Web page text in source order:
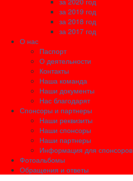
за 2019 год
за 2018 год
за 2017 год
О нас
Паспорт
О деятельности
Контакты
Наша команда
Наши документы
Нас благодарят
Спонсоры и партнеры
Наши реквизиты
Наши спонсоры
Наши партнеры
Информация для спонсоров
Фотоальбомы
Обращения и ответы